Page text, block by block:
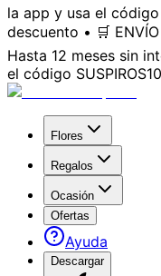
la app y usa el código
descuento • 🛒
Hasta 12 meses sin
el código
Flores
Regalos
Ocasión
Ofertas
Ayuda
Descargar